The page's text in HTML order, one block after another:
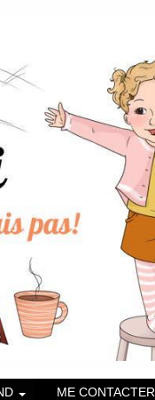
ME CONTACTER